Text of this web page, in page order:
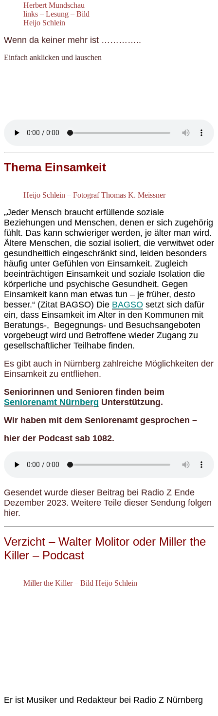
Herbert Mundschau
links – Lesung – Bild
Heijo Schlein
Wenn da keiner mehr ist …………..
Einfach anklicken und lauschen
Thema Einsamkeit
Heijo Schlein – Fotograf Thomas K. Meissner
„Jeder Mensch braucht erfüllende soziale
Beziehungen und Menschen, denen er sich zugehörig
fühlt. Das kann schwieriger werden, je älter man wird.
Ältere Menschen, die sozial isoliert, die verwitwet oder
gesundheitlich eingeschränkt sind, leiden besonders
häufig unter Gefühlen von Einsamkeit. Zugleich
beeinträchtigen Einsamkeit und soziale Isolation die
körperliche und psychische Gesundheit. Gegen
Einsamkeit kann man etwas tun – je früher, desto
besser.“ (Zitat BAGSO) Die BAGSO setzt sich dafür
ein, dass Einsamkeit im Alter in den Kommunen mit
Beratungs-, Begegnungs- und Besuchsangeboten
vorgebeugt wird und Betroffene wieder Zugang zu
gesellschaftlicher Teilhabe finden.
Es gibt auch in Nürnberg zahlreiche Möglichkeiten der
Einsamkeit zu entfliehen.
Seniorinnen und Senioren finden beim
Seniorenamt Nürnberg Unterstützung.
Wir haben mit dem Seniorenamt gesprochen –
hier der Podcast sab 1082.
Gesendet wurde dieser Beitrag bei Radio Z Ende
Dezember 2023. Weitere Teile dieser Sendung folgen
hier.
Verzicht – Walter Molitor oder Miller the
Killer – Podcast
Miller the Killer – Bild Heijo Schlein
Er ist Musiker und Redakteur bei Radio Z Nürnberg